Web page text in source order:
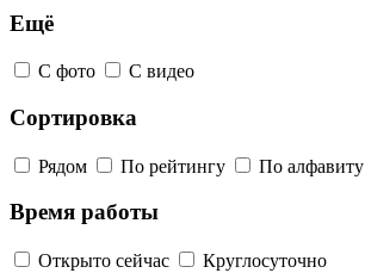
Ещё
С фото С видео
Сортировка
Рядом По рейтингу По алфавиту
Время работы
Открыто сейчас Круглосуточно